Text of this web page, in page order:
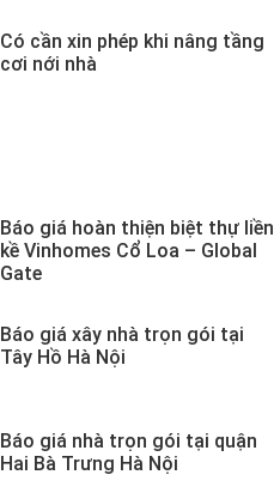
Có cần xin phép khi nâng tầng
cơi nới nhà
Báo giá hoàn thiện biệt thự liền
kề Vinhomes Cổ Loa – Global
Gate
Báo giá xây nhà trọn gói tại
Tây Hồ Hà Nội
Báo giá nhà trọn gói tại quận
Hai Bà Trưng Hà Nội